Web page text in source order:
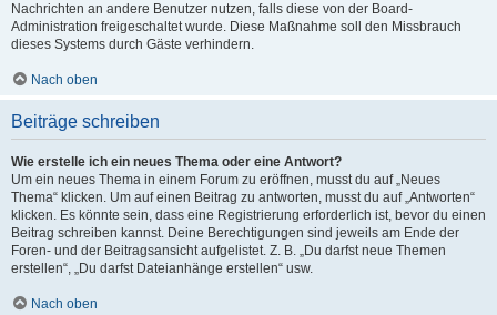
Nachrichten an andere Benutzer nutzen, falls diese von der Board-
Administration freigeschaltet wurde. Diese Maßnahme soll den Missbrauch
dieses Systems durch Gäste verhindern.
Nach oben
Beiträge schreiben
Wie erstelle ich ein neues Thema oder eine Antwort?
Um ein neues Thema in einem Forum zu eröffnen, musst du auf „Neues
Thema“ klicken. Um auf einen Beitrag zu antworten, musst du auf „Antworten“
klicken. Es könnte sein, dass eine Registrierung erforderlich ist, bevor du einen
Beitrag schreiben kannst. Deine Berechtigungen sind jeweils am Ende der
Foren- und der Beitragsansicht aufgelistet. Z. B. „Du darfst neue Themen
erstellen“, „Du darfst Dateianhänge erstellen“ usw.
Nach oben